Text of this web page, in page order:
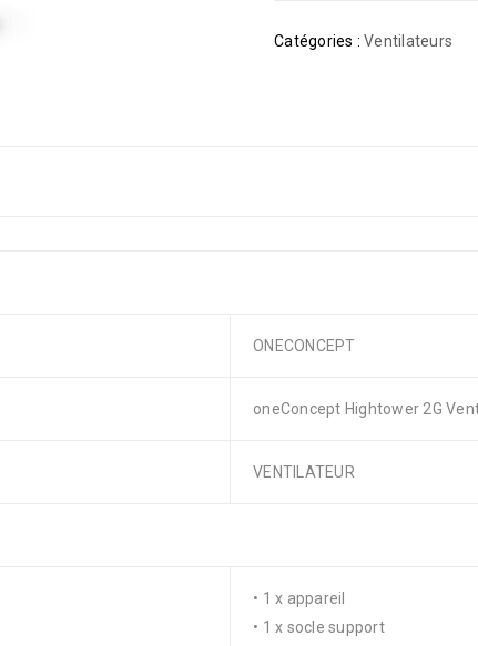
Catégories : Ventilateurs
ONECONCEPT
oneConcept Hightower 2G
VENTILATEUR
• 1 x appareil
• 1 x socle support